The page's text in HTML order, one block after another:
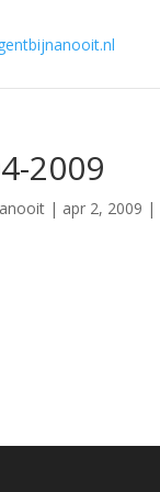
2009
| apr 2, 2009 |